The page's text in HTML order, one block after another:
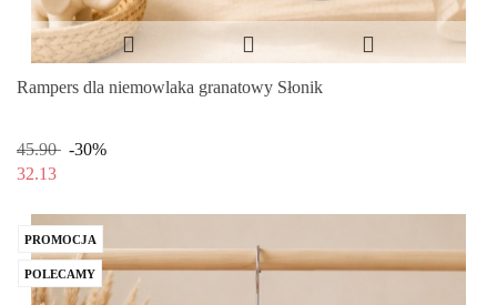
Rampers dla niemowlaka granatowy Słonik
45.90
-30%
32.13
PROMOCJA
POLECAMY